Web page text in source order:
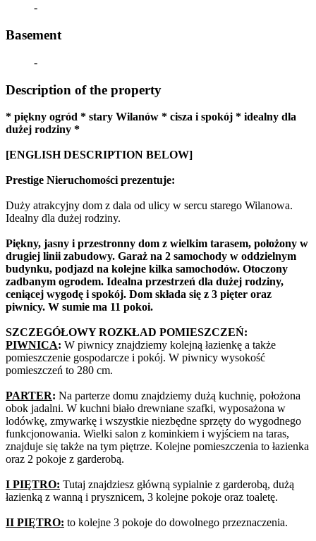
-
Basement
-
Description of the property
* piękny ogród * stary Wilanów * cisza i spokój * idealny dla
dużej rodziny *
[ENGLISH DESCRIPTION BELOW]
Prestige Nieruchomości prezentuje:
Duży atrakcyjny dom z dala od ulicy w sercu starego Wilanowa.
Idealny dla dużej rodziny.
Piękny, jasny i przestronny dom z wielkim tarasem, położony w
drugiej linii zabudowy. Garaż na 2 samochody w oddzielnym
budynku, podjazd na kolejne kilka samochodów. Otoczony
zadbanym ogrodem. Idealna przestrzeń dla dużej rodziny,
ceniącej wygodę i spokój. Dom składa się z 3 pięter oraz
piwnicy. W sumie ma 11 pokoi.
SZCZEGÓŁOWY ROZKŁAD POMIESZCZEŃ:
PIWNICA: W piwnicy znajdziemy kolejną łazienkę a także
pomieszczenie gospodarcze i pokój. W piwnicy wysokość
pomieszczeń to 280 cm.
PARTER: Na parterze domu znajdziemy dużą kuchnię, położona
obok jadalni. W kuchni biało drewniane szafki, wyposażona w
lodówkę, zmywarkę i wszystkie niezbędne sprzęty do wygodnego
funkcjonowania. Wielki salon z kominkiem i wyjściem na taras,
znajduje się także na tym piętrze. Kolejne pomieszczenia to łazienka
oraz 2 pokoje z garderobą.
I PIĘTRO: Tutaj znajdziesz główną sypialnie z garderobą, dużą
łazienką z wanną i prysznicem, 3 kolejne pokoje oraz toaletę.
II PIĘTRO: to kolejne 3 pokoje do dowolnego przeznaczenia.